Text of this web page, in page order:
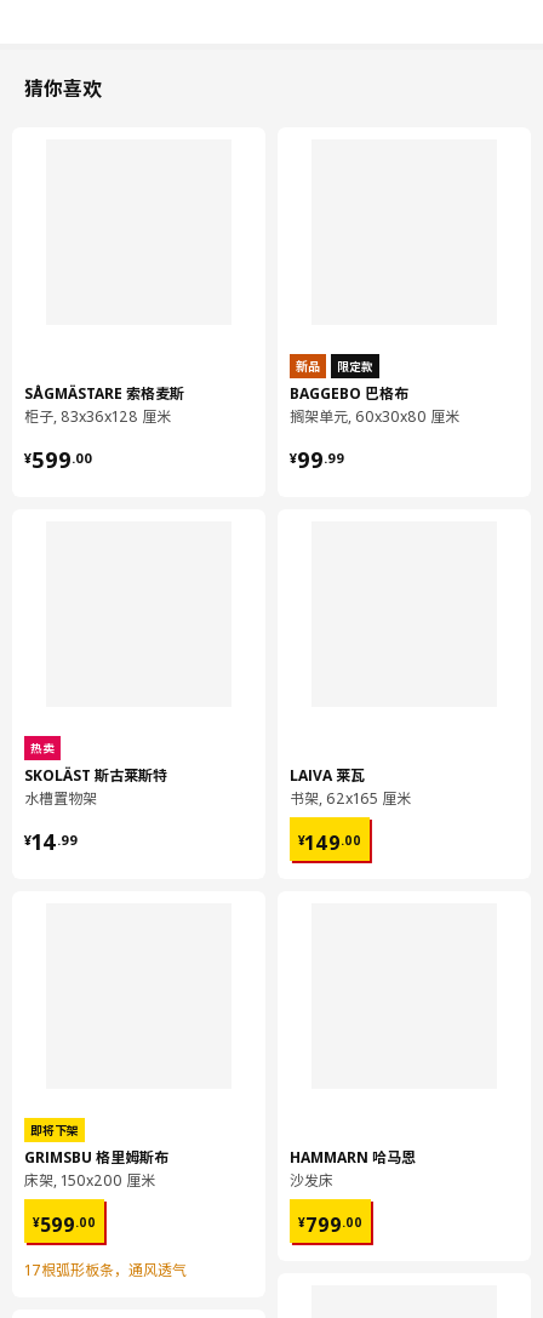
猜你喜欢
SÅGMÄSTARE 索格麦斯
柜子, 83x36x128 厘米
¥599.00
¥ 599.00
热卖
SKOLÄST 斯古莱斯特
水槽置物架
¥14.99
¥ 14.99
即将下架
GRIMSBU 格里姆斯布
床架, 150x200 厘米
¥599.00
¥ 599.00
17根弧形板条，通风透气
新品 限定款
BAGGEBO 巴格布
搁架单元, 60x30x80 厘米
¥99.99
¥ 99.99
LAIVA 莱瓦
书架, 62x165 厘米
¥149.00
¥ 149.00
HAMMARN 哈马恩
沙发床
¥799.00
¥ 799.00